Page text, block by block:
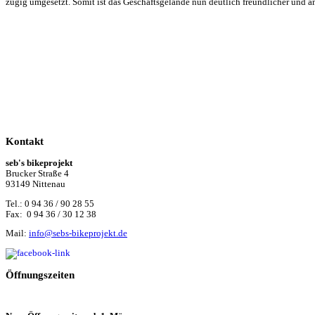
zügig umgesetzt. Somit ist das Geschäftsgelände nun deutlich freundlicher und
Kontakt
seb's bikeprojekt
Brucker Straße 4
93149 Nittenau
Tel.: 0 94 36 / 90 28 55
Fax: 0 94 36 / 30 12 38
Mail: info@sebs-bikeprojekt.de
Öffnungszeiten